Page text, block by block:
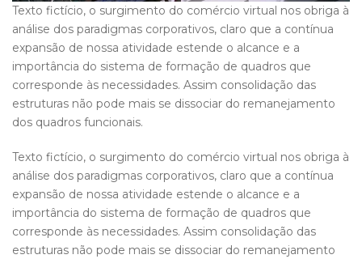
Texto fictício, o surgimento do comércio virtual nos obriga à
análise dos paradigmas corporativos, claro que a contínua
expansão de nossa atividade estende o alcance e a
importância do sistema de formação de quadros que
corresponde às necessidades. Assim consolidação das
estruturas não pode mais se dissociar do remanejamento
dos quadros funcionais.
Texto fictício, o surgimento do comércio virtual nos obriga à
análise dos paradigmas corporativos, claro que a contínua
expansão de nossa atividade estende o alcance e a
importância do sistema de formação de quadros que
corresponde às necessidades. Assim consolidação das
estruturas não pode mais se dissociar do remanejamento